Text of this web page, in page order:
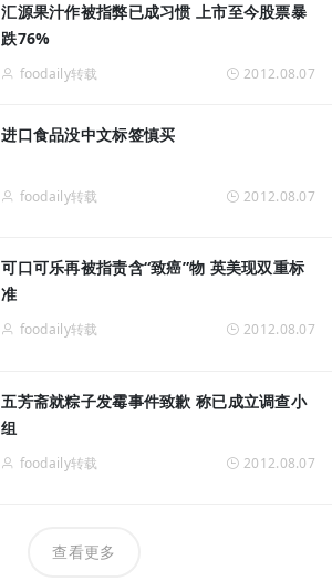
汇源果汁作被指弊已成习惯 上市至今股票暴
跌76%
foodaily转载 2012.08.07
进口食品没中文标签慎买
foodaily转载 2012.08.07
可口可乐再被指责含“致癌”物 英美现双重标
准
foodaily转载 2012.08.07
五芳斋就粽子发霉事件致歉 称已成立调查小
组
foodaily转载 2012.08.07
查看更多